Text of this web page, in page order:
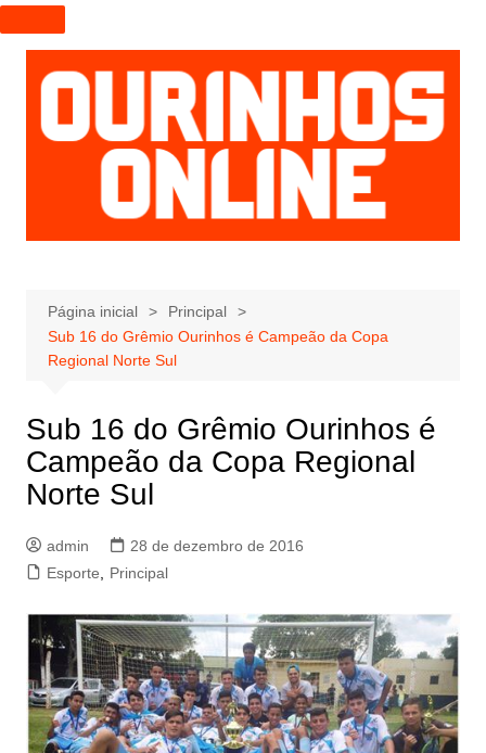
I
r
p
a
r
a
e
ú
d
Página inicial
Principal
Sub 16 do Grêmio Ourinhos é Campeão da Copa
Regional Norte Sul
Sub 16 do Grêmio Ourinhos é
Campeão da Copa Regional
Norte Sul
admin
28 de dezembro de 2016
Esporte
Principal